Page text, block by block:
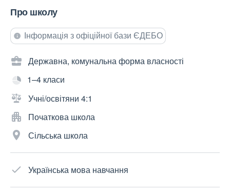
Про школу
Інформація з офіційної бази ЄДЕБО
Державна, комунальна форма власності
1–4 класи
Учні/освітяни 4:1
Початкова школа
Сільська школа
Українська мова навчання